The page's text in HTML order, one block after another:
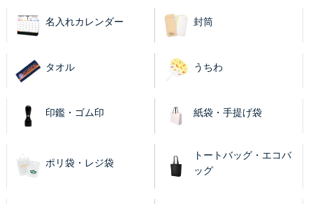
名入れカレンダー 封筒
タオル うちわ
印鑑・ゴム印 紙袋・手提げ袋
ポリ袋・レジ袋
トートバッグ・エコバ
ッグ